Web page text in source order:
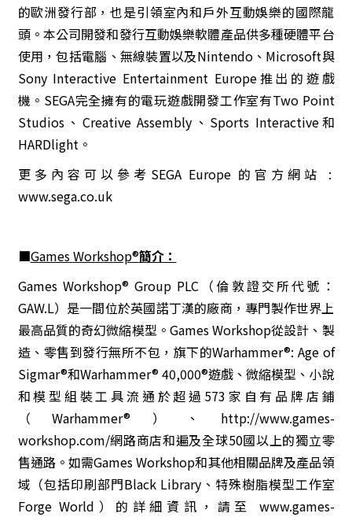
的歐洲發行部，也是引領室內和戶外互動娛樂的國際龍
頭。本公司開發和發行互動娛樂軟體產品供多種硬體平台
使用，包括電腦、無線裝置以及Nintendo、Microsoft與
Sony Interactive Entertainment Europe推出的遊戲
機。 SEGA完全擁有的電玩遊戲開發工作室有Two Point
Studios、Creative Assembly、Sports Interactive和
HARDlight。
更多內容可以參考 SEGA Europe的官方網站 :
www.sega.co.uk
■GamesWorkshop®簡介：
Games Workshop® Group PLC （倫敦證交所代號：
GAW.L）是一間位於英國諾丁漢的廠商，專門製作世界上
最高品質的奇幻微縮模型。 Games Workshop從設計、製
造、零售到發行無所不包，旗下的Warhammer®: Age of
Sigmar®和Warhammer® 40,000®遊戲、微縮模型、小說
和模型組裝工具流通於超過573家自有品牌店鋪
（ Warhammer® ）、 http://www.games-
workshop.com/網路商店和遍及全球50國以上的獨立零
售通路。如需Games Workshop和其他相關品牌及產品領
域（包括印刷部門Black Library 、特殊樹脂模型工作室
Forge World ）的詳細資訊，請至 www.games-